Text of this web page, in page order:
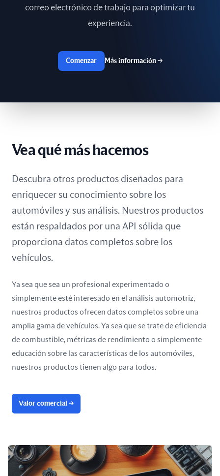
Sudáfrica
correo electrónico de trabajo para optimizar tu
experiencia.
Comenzar Más información →
Vea qué más hacemos
Descubra otros productos diseñados para
enriquecer su conocimiento sobre los
automóviles y sus análisis. Nuestros productos
están respaldados por una API sólida que
proporciona datos completos sobre los
vehículos.
Ya sea que sea un profesional experimentado o
simplemente esté interesado en el análisis automotriz,
nuestros productos ofrecen datos completos sobre una
amplia gama de vehículos. Ya sea que se trate de eficiencia
de combustible, métricas de rendimiento o simplemente
educación sobre las características de los automóviles,
nuestros productos tienen algo para todos.
Valor comercial →